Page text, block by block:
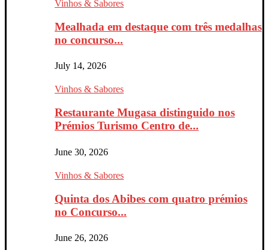
Vinhos & Sabores
Mealhada em destaque com três medalhas
no concurso...
July 14, 2026
Vinhos & Sabores
Restaurante Mugasa distinguido nos
Prémios Turismo Centro de...
June 30, 2026
Vinhos & Sabores
Quinta dos Abibes com quatro prémios
no Concurso...
June 26, 2026